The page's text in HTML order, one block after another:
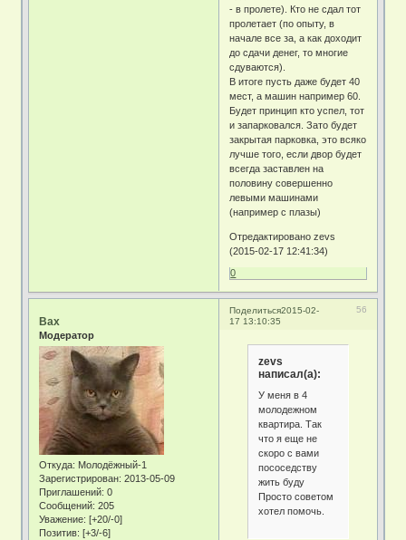
- в пролете). Кто не сдал тот
пролетает (по опыту, в
начале все за, а как доходит
до сдачи денег, то многие
сдуваются).
В итоге пусть даже будет 40
мест, а машин например 60.
Будет принцип кто успел, тот
и запарковался. Зато будет
закрытая парковка, это всяко
лучше того, если двор будет
всегда заставлен на
половину совершенно
левыми машинами
(например с плазы)
Отредактировано zevs
(2015-02-17 12:41:34)
0
Поделиться 56
2015-02-
17 13:10:35
Bax
Модератор
Откуда: Молодёжный-1
Зарегистрирован: 2013-05-09
Приглашений: 0
Сообщений: 205
Уважение: [+20/-0]
Позитив: [+3/-6]
zevs
написал(а):
У меня в 4
молодежном
квартира. Так
что я еще не
скоро с вами
пососедству
жить буду
Просто советом
хотел помочь.